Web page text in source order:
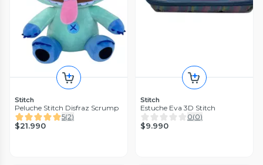
Stitch
Peluche Stitch Disfraz Scrump
5(2)
$21.990
Stitch
Estuche Eva 3D Stitch
0(0)
$9.990